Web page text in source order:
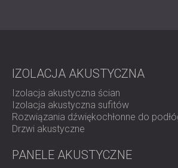
IZOLACJA AKUSTYCZNA
Izolacja akustyczna ścian
Izolacja akustyczna sufitów
Rozwiązania dźwiękochłonne do
Drzwi akustyczne
PANELE AKUSTYCZNE